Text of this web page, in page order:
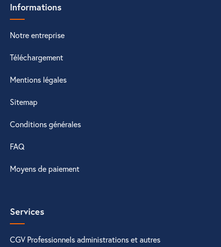
Informations
Notre entreprise
Téléchargement
Mentions légales
Sitemap
Conditions générales
FAQ
Moyens de paiement
Services
CGV Professionnels administrations et autres